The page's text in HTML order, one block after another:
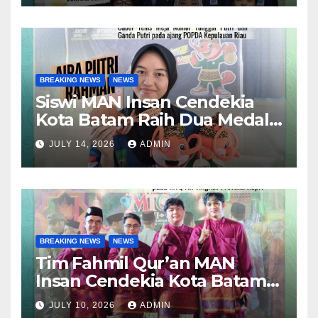
dan Luar Negeri
BREAKING NEWS NEWS
Siswi MAN Insan Cendekia
Kota Batam Raih Dua Medali
Perunggu pada POPDA X
Kepulauan Riau Cabang
Tenis Meja
JULY 14, 2026 ADMIN
BREAKING NEWS NEWS
Tim Fahmil Qur’an MAN
Insan Cendekia Kota Batam
Raih Juara I MTQ XII Tingkat
JULY 10, 2026 ADMIN